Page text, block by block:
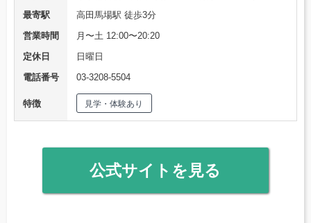
最寄駅
高田馬場駅 徒歩3分
営業時間
月〜土 12:00〜20:20
定休日
日曜日
電話番号
03-3208-5504
特徴 見学・体験あり
公式サイトを見る